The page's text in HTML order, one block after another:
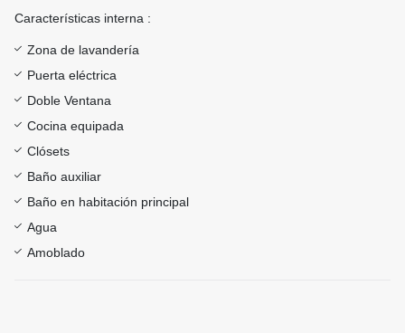
Características interna :
Zona de lavandería
Puerta eléctrica
Doble Ventana
Cocina equipada
Clósets
Baño auxiliar
Baño en habitación principal
Agua
Amoblado